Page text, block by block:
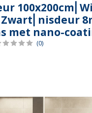
Zwart⎢nisdeur
met nano-
(0)